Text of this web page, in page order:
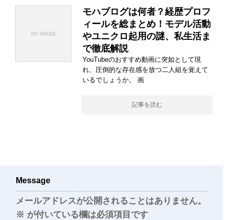
モハブログは何者？経歴プロフ
ィールを総まとめ！モデル活動
やユニクロ起用の謎、私生活ま
で徹底解説
YouTubeのおすすめ動画に突如として現
れ、圧倒的な存在感を放つ二人組を覚えて
いるでしょうか。 画
記事を読む
Message
メールアドレスが公開されることはありません。
※ が付いている欄は必須項目です